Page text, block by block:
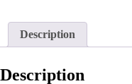
Description
Description